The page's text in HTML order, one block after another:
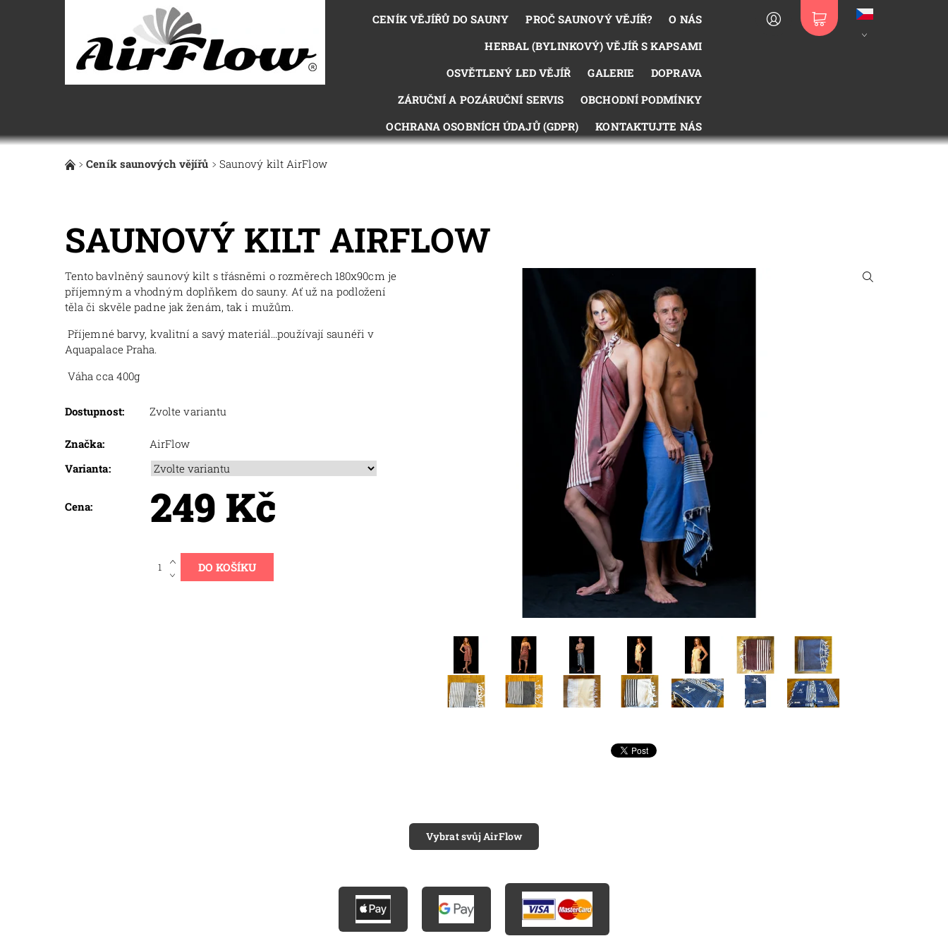
CENÍK VĚJÍŘŮ DO SAUNY PROČ SAUNOVÝ VĚJÍŘ?
O NÁS
HERBAL (BYLINKOVÝ) VĚJÍŘ S KAPSAMI
OSVĚTLENÝ LED VĚJÍŘ
GALERIE
DOPRAVA
ZÁRUČNÍ A POZÁRUČNÍ SERVIS
OBCHODNÍ PODMÍNKY
OCHRANA OSOBNÍCH ÚDAJŮ (GDPR)
KONTAKTUJTE NÁS
Ceník saunových vějířů Saunový kilt AirFlow
SAUNOVÝ KILT AIRFLOW
Tento bavlněný saunový kilt s třásněmi o rozměrech 180x90cm je
příjemným a vhodným doplňkem do sauny. Ať už na podložení
těla či skvěle padne jak ženám, tak i mužům.
Příjemné barvy, kvalitní a savý materiál...používají saunéři v
Aquapalace Praha.
Váha cca 400g
Dostupnost: Zvolte variantu
Značka:
AirFlow
Varianta:
Cena: 249 Kč
Vybrat svůj AirFlow